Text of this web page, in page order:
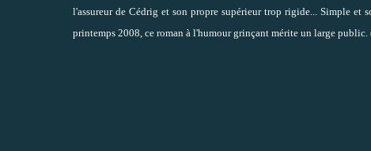
l'assureur de Cédrig et son propre supérieur trop rigide... Simple et
printemps 2008, ce roman à l'humour grinçant mérite un large public.